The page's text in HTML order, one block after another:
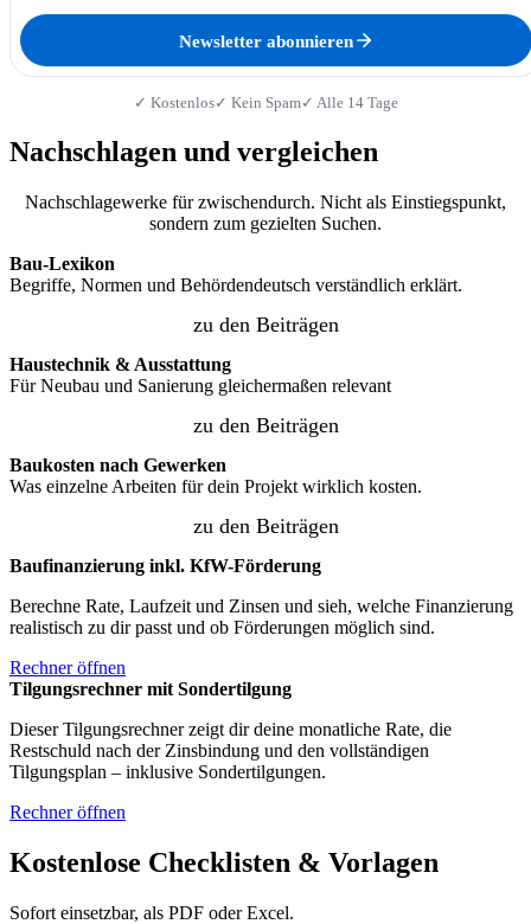
Newsletter abonnieren
✓ Kostenlos✓ Kein Spam✓ Alle 14 Tage
Nachschlagen und vergleichen
Nachschlagewerke für zwischendurch. Nicht als Einstiegspunkt,
sondern zum gezielten Suchen.
Bau-Lexikon
Begriffe, Normen und Behördendeutsch verständlich erklärt.
zu den Beiträgen
Haustechnik & Ausstattung
Für Neubau und Sanierung gleichermaßen relevant
zu den Beiträgen
Baukosten nach Gewerken
Was einzelne Arbeiten für dein Projekt wirklich kosten.
zu den Beiträgen
Baufinanzierung inkl. KfW-Förderung
Berechne Rate, Laufzeit und Zinsen und sieh, welche Finanzierung
realistisch zu dir passt und ob Förderungen möglich sind.
Rechner öffnen
Tilgungsrechner mit Sondertilgung
Dieser Tilgungsrechner zeigt dir deine monatliche Rate, die
Restschuld nach der Zinsbindung und den vollständigen
Tilgungsplan – inklusive Sondertilgungen.
Rechner öffnen
Kostenlose Checklisten & Vorlagen
Sofort einsetzbar, als PDF oder Excel.